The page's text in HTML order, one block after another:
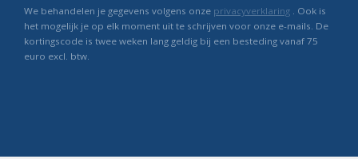
We behandelen je gegevens volgens onze privacyverklaring . Ook is
het mogelijk je op elk moment uit te schrijven voor onze e-mails. De
kortingscode is twee weken lang geldig bij een besteding vanaf 75
euro excl. btw.